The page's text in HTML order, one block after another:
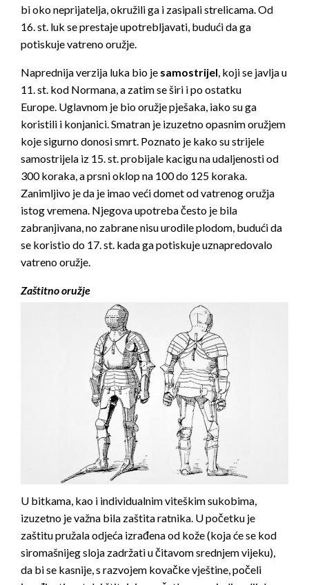
bi oko neprijatelja, okružili ga i zasipali strelicama. Od
16. st. luk se prestaje upotrebljavati, budući da ga
potiskuje vatreno oružje.
Naprednija verzija luka bio je samostrijel, koji se javlja u
11. st. kod Normana, a zatim se širi i po ostatku
Europe. Uglavnom je bio oružje pješaka, iako su ga
koristili i konjanici. Smatran je izuzetno opasnim oružjem
koje sigurno donosi smrt. Poznato je kako su strijele
samostrijela iz 15. st. probijale kacigu na udaljenosti od
300 koraka, a prsni oklop na 100 do 125 koraka.
Zanimljivo je da je imao veći domet od vatrenog oružja
istog vremena. Njegova upotreba često je bila
zabranjivana, no zabrane nisu urodile plodom, budući da
se koristio do 17. st. kada ga potiskuje uznapredovalo
vatreno oružje.
Zaštitno oružje
U bitkama, kao i individualnim viteškim sukobima,
izuzetno je važna bila zaštita ratnika. U početku je
zaštitu pružala odjeća izrađena od kože (koja će se kod
siromašnijeg sloja zadržati u čitavom srednjem vijeku),
da bi se kasnije, s razvojem kovačke vještine, počeli